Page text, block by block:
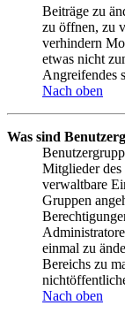
Beiträge zu
zu öffnen, zu
verhindern
etwas nicht
Angreifendes
Nach oben
Was sind
Mitglieder
verwaltbare
Gruppen
einmal zu
Bereichs zu
Nach oben